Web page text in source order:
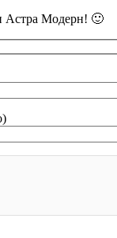
Астра Модерн! 🙂